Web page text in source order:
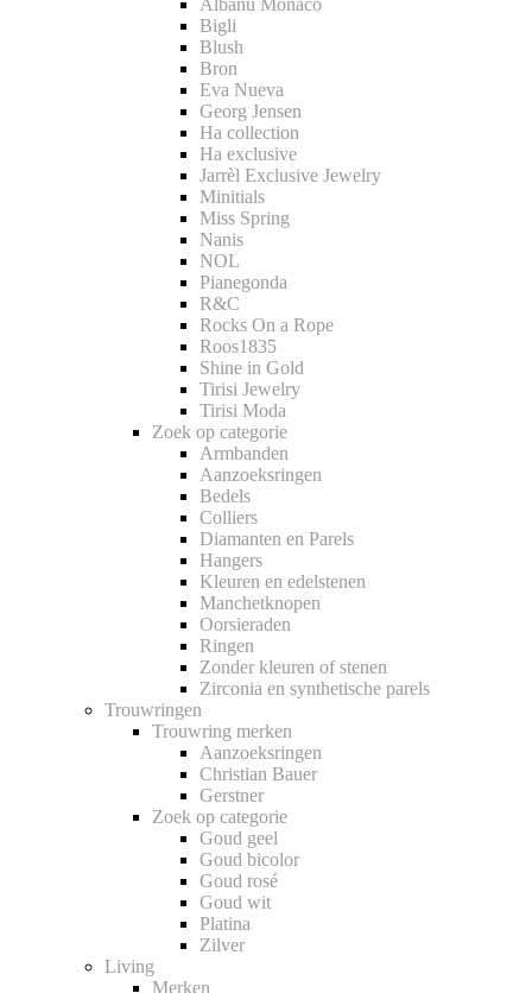
Bigli
Blush
Bron
Eva Nueva
Georg Jensen
Ha collection
Ha exclusive
Jarrèl Exclusive Jewelry
Minitials
Miss Spring
Nanis
NOL
Pianegonda
R&C
Rocks On a Rope
Roos1835
Shine in Gold
Tirisi Jewelry
Tirisi Moda
Zoek op categorie
Armbanden
Aanzoeksringen
Bedels
Colliers
Diamanten en Parels
Hangers
Kleuren en edelstenen
Manchetknopen
Oorsieraden
Ringen
Zonder kleuren of stenen
Zirconia en synthetische parels
Trouwringen
Trouwring merken
Aanzoeksringen
Christian Bauer
Gerstner
Zoek op categorie
Goud geel
Goud bicolor
Goud rosé
Goud wit
Platina
Zilver
Living
Merken